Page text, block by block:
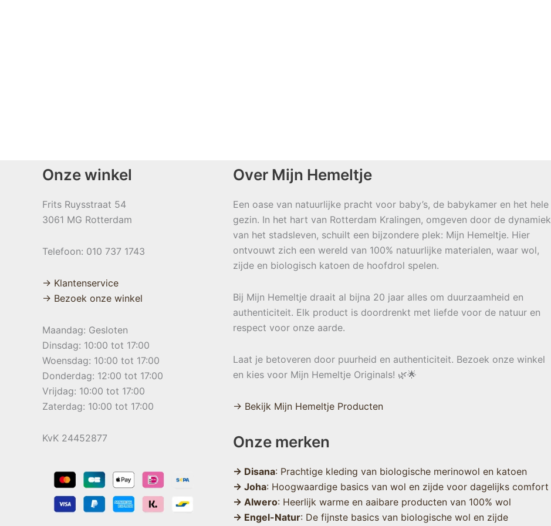
Onze winkel
Frits Ruysstraat 54
3061 MG Rotterdam
Telefoon: 010 737 1743
→ Klantenservice
→ Bezoek onze winkel
Maandag: Gesloten
Dinsdag: 10:00 tot 17:00
Woensdag: 10:00 tot 17:00
Donderdag: 12:00 tot 17:00
Vrijdag: 10:00 tot 17:00
Zaterdag: 10:00 tot 17:00
KvK 24452877
Over Mijn Hemeltje
Een oase van natuurlijke pracht voor baby’s, de babykamer en het hele
gezin. In het hart van Rotterdam Kralingen, omgeven door de dynamiek
van het stadsleven, schuilt een bijzondere plek: Mijn Hemeltje. Hier
ontvouwt zich een wereld van 100% natuurlijke materialen, waar wol,
zijde en biologisch katoen de hoofdrol spelen.
Bij Mijn Hemeltje draait al bijna 20 jaar alles om duurzaamheid en
authenticiteit. Elk product is doordrenkt met liefde voor de natuur en
respect voor onze aarde.
Laat je betoveren door puurheid en authenticiteit. Bezoek onze winkel
en kies voor Mijn Hemeltje Originals! 🌿🌟
→ Bekijk Mijn Hemeltje Producten
Onze merken
→ Disana: Prachtige kleding van biologische merinowol en katoen
→ Joha: Hoogwaardige basics van wol en zijde voor dagelijks comfort
→ Alwero: Heerlijk warme en aaibare producten van 100% wol
→ Engel-Natur: De fijnste basics van biologische wol en zijde